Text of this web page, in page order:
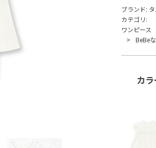
ブランド:
カテゴリ:
ワンピース
BeBe
カラ